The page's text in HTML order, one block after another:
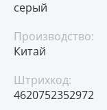
серый
Производство:
Китай
Штрихкод:
4620752352972